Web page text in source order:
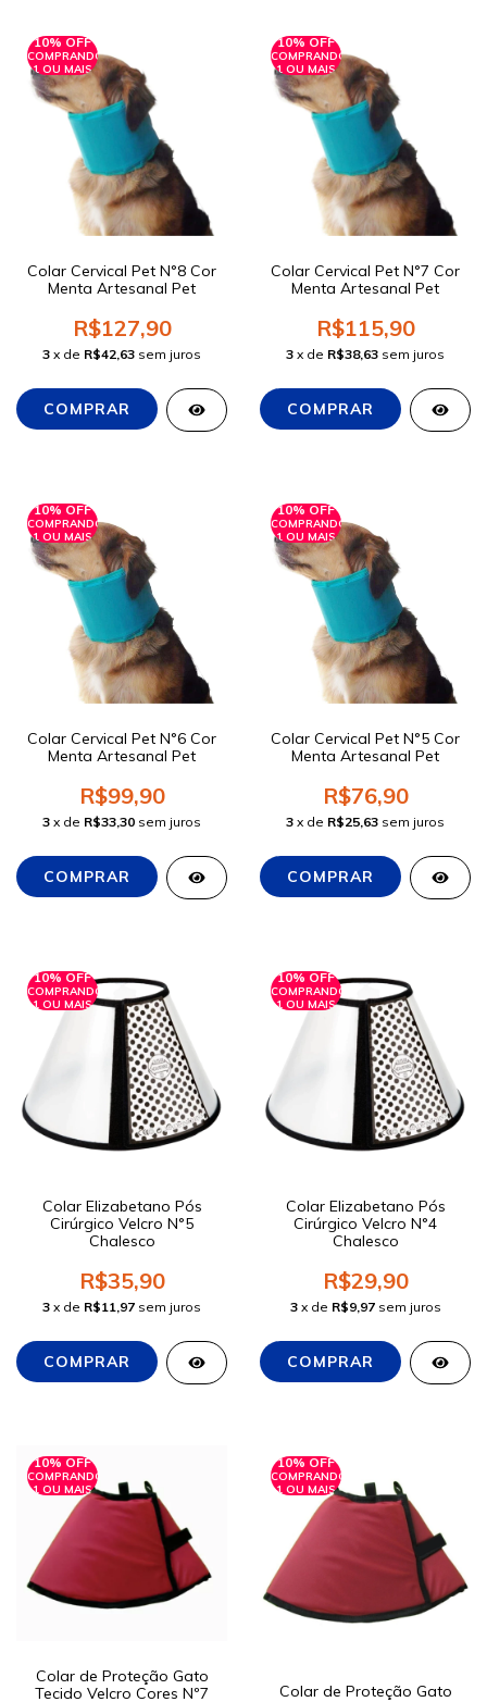
10% OFF
COMPRANDO
1 OU MAIS
Colar Cervical Pet N°8 Cor
Menta Artesanal Pet
R$127,90
3 x de R$42,63 sem juros
10% OFF
COMPRANDO
1 OU MAIS
Colar Cervical Pet N°7 Cor
Menta Artesanal Pet
R$115,90
3 x de R$38,63 sem juros
10% OFF
COMPRANDO
1 OU MAIS
Colar Cervical Pet N°6 Cor
Menta Artesanal Pet
R$99,90
3 x de R$33,30 sem juros
10% OFF
COMPRANDO
1 OU MAIS
Colar Cervical Pet N°5 Cor
Menta Artesanal Pet
R$76,90
3 x de R$25,63 sem juros
10% OFF
COMPRANDO
1 OU MAIS
Colar Elizabetano Pós
Cirúrgico Velcro N°5
Chalesco
R$35,90
3 x de R$11,97 sem juros
10% OFF
COMPRANDO
1 OU MAIS
Colar Elizabetano Pós
Cirúrgico Velcro N°4
Chalesco
R$29,90
3 x de R$9,97 sem juros
10% OFF
COMPRANDO
1 OU MAIS
Colar de Proteção Gato
Tecido Velcro Cores Nº7
10% OFF
COMPRANDO
1 OU MAIS
Colar de Proteção Gato